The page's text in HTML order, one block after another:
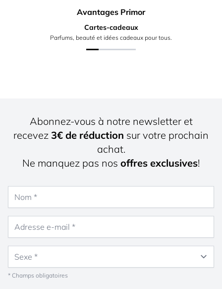
Avantages Primor
Cartes-cadeaux
Parfums, beauté et idées cadeaux pour tous.
Abonnez-vous à notre newsletter et
recevez 3€ de réduction sur votre prochain
achat.
Ne manquez pas nos offres exclusives!
* Champs obligatoires